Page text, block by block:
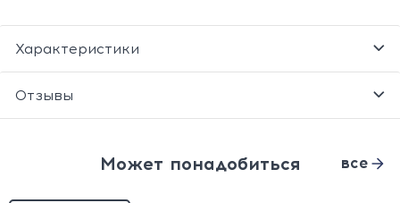
Характеристики
Отзывы
Может понадобиться все